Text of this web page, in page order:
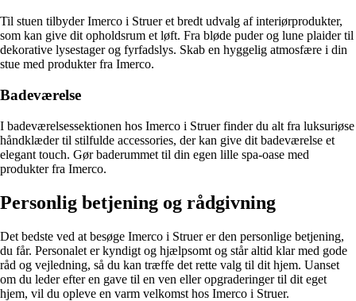
Til stuen tilbyder Imerco i Struer et bredt udvalg af interiørprodukter,
som kan give dit opholdsrum et løft. Fra bløde puder og lune plaider til
dekorative lysestager og fyrfadslys. Skab en hyggelig atmosfære i din
stue med produkter fra Imerco.
Badeværelse
I badeværelsessektionen hos Imerco i Struer finder du alt fra luksuriøse
håndklæder til stilfulde accessories, der kan give dit badeværelse et
elegant touch. Gør baderummet til din egen lille spa-oase med
produkter fra Imerco.
Personlig betjening og rådgivning
Det bedste ved at besøge Imerco i Struer er den personlige betjening,
du får. Personalet er kyndigt og hjælpsomt og står altid klar med gode
råd og vejledning, så du kan træffe det rette valg til dit hjem. Uanset
om du leder efter en gave til en ven eller opgraderinger til dit eget
hjem, vil du opleve en varm velkomst hos Imerco i Struer.